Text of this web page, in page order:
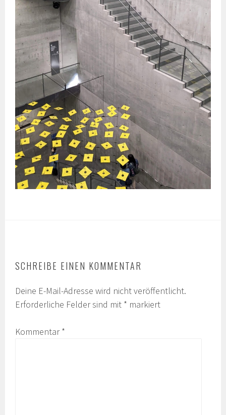
SCHREIBE EINEN KOMMENTAR
Deine E-Mail-Adresse wird nicht veröffentlicht.
Erforderliche Felder sind mit * markiert
Kommentar*